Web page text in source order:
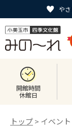
や
開館時間
休館日
トップ> イベン